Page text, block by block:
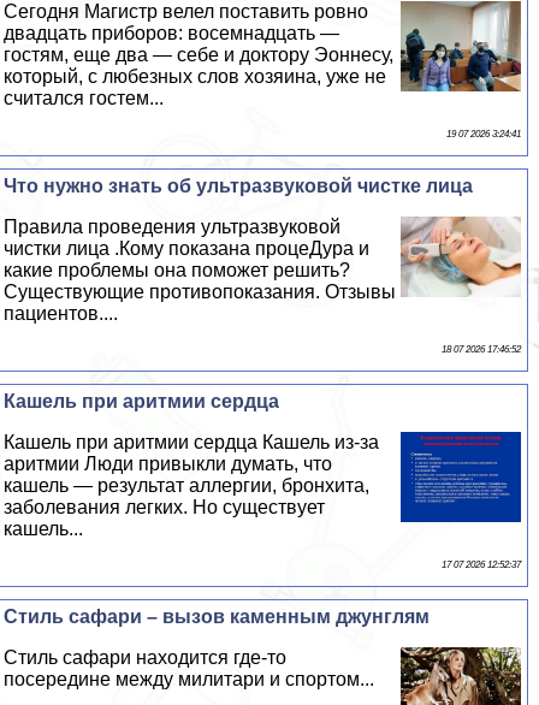
Сегодня Магистр велел поставить ровно
двадцать приборов: восемнадцать —
гостям, еще два — себе и доктору Эоннесу,
который, с любезных слов хозяина, уже не
считался гостем...
19 07 2026 3:24:41
Что нужно знать об ультразвуковой чистке лица
Правила проведения ультразвуковой
чистки лица .Кому показана процеДypa и
какие проблемы она поможет решить?
Существующие противопоказания. Отзывы
пациентов....
18 07 2026 17:46:52
Кашель при аритмии сердца
Кашель при аритмии сердца Кашель из-за
аритмии Люди привыкли думать, что
кашель — результат аллергии, бронхита,
заболевания легких. Но существует
кашель...
17 07 2026 12:52:37
Стиль сафари – вызов каменным джунглям
Стиль сафари находится где-то
посередине между милитари и спортом...